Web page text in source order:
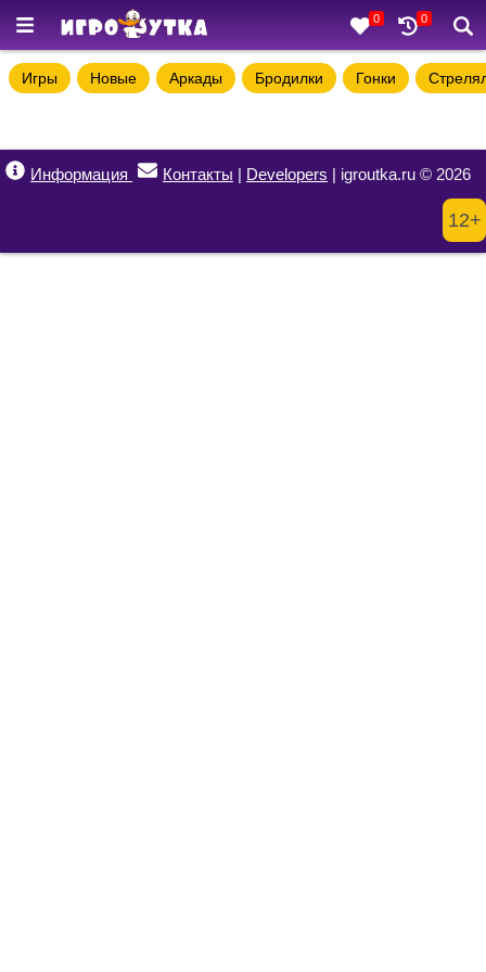
0 0
Игры Новые Аркады Бродилки Гонки
Информация Контакты | Developers | igroutka.ru © 2026
12+